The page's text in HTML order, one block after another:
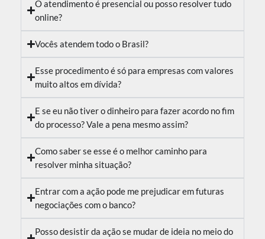
O atendimento é presencial ou posso resolver tudo
online?
Vocês atendem todo o Brasil?
Esse procedimento é só para empresas com valores
muito altos em dívida?
E se eu não tiver o dinheiro para fazer acordo no fim
do processo? Vale a pena mesmo assim?
Como saber se esse é o melhor caminho para
resolver minha situação?
Entrar com a ação pode me prejudicar em futuras
negociações com o banco?
Posso desistir da ação se mudar de ideia no meio do